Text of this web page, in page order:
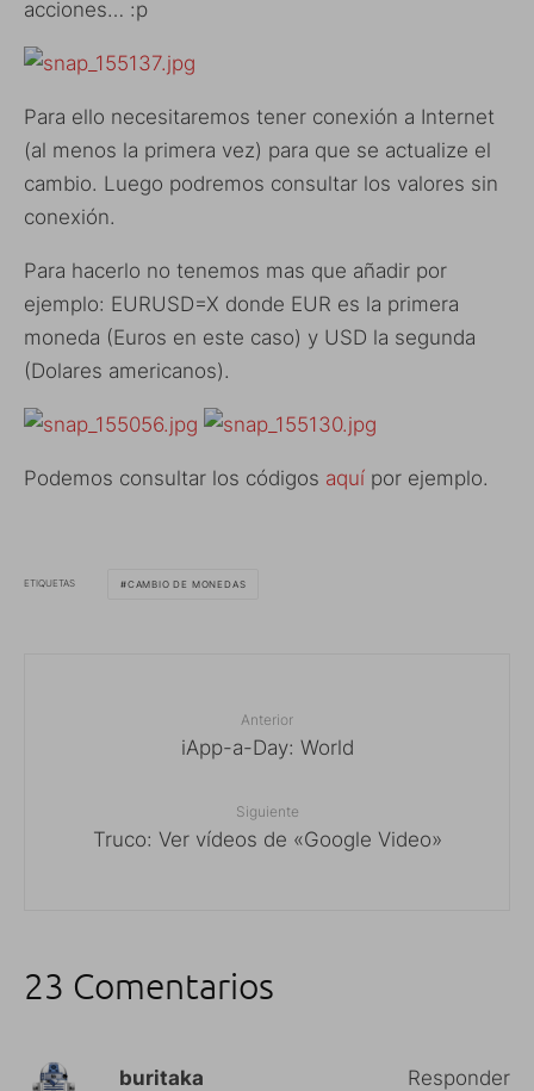
acciones… :p
Para ello necesitaremos tener conexión a Internet
(al menos la primera vez) para que se actualize el
cambio. Luego podremos consultar los valores sin
conexión.
Para hacerlo no tenemos mas que añadir por
ejemplo: EURUSD=X donde EUR es la primera
moneda (Euros en este caso) y USD la segunda
(Dolares americanos).
Podemos consultar los códigos aquí por ejemplo.
ETIQUETAS CAMBIO DE MONEDAS
Anterior
iApp-a-Day: World
Siguiente
Truco: Ver vídeos de «Google Video»
23 Comentarios
buritaka Responder